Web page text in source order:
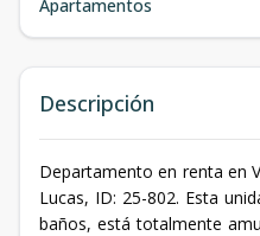
Apartamentos
Descripción
Departamento en renta en
Lucas, ID: 25-802. Esta
baños, está totalmente